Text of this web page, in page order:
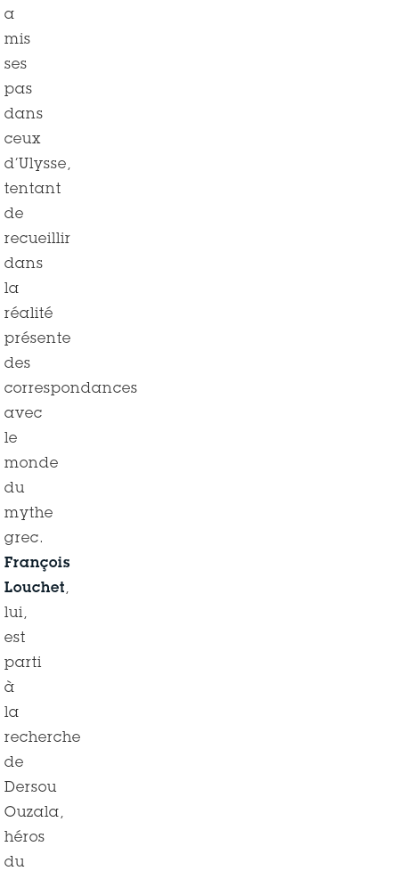
a
mis
ses
pas
dans
ceux
d’Ulysse,
tentant
de
recueillir
dans
la
réalité
présente
des
correspondances
avec
le
monde
du
mythe
grec.
François
Louchet,
lui,
est
parti
à
la
recherche
de
Dersou
Ouzala,
héros
du